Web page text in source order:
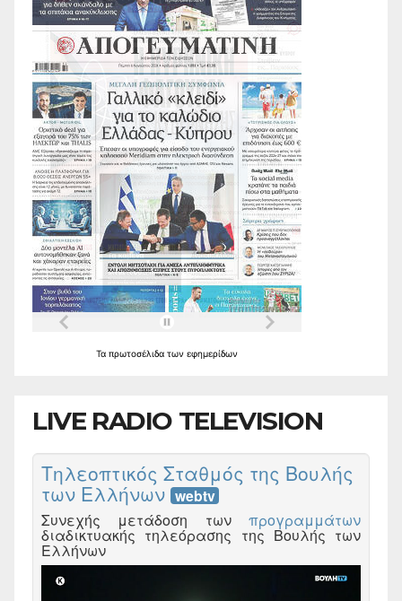
Τα πρωτοσέλιδα των εφημερίδων
LIVE RADIO TELEVISION